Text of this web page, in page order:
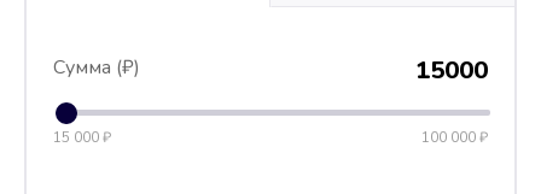
Сумма (₽) 15000
15 000 ₽ 100 000 ₽